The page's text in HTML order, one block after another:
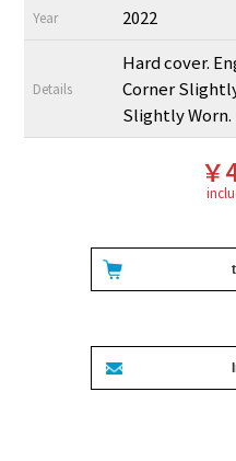
Year 2022
Details
Hard cover.
Corner
Slightly Worn.
￥